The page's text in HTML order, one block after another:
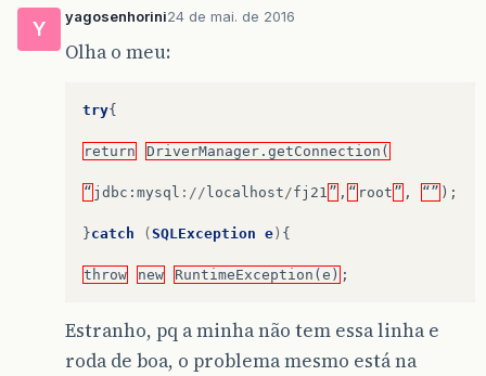
Y
yagosenhorini24 de mai. de 2016
Olha o meu:
try{
return DriverManager.getConnection(
“ jdbc : mysql :// localhost/fj21 ” , “ root ” , “” );
}catch ( SQLException e ) {
throw new RuntimeException(e) ;
Estranho, pq a minha não tem essa linha e
roda de boa, o problema mesmo está na